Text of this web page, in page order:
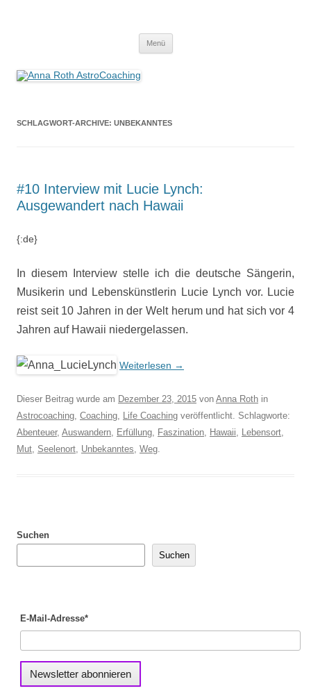
Menü
SCHLAGWORT-ARCHIVE: UNBEKANNTES
#10 Interview mit Lucie Lynch:
Ausgewandert nach Hawaii
{:de}
In diesem Interview stelle ich die deutsche Sängerin,
Musikerin und Lebenskünstlerin Lucie Lynch vor. Lucie
reist seit 10 Jahren in der Welt herum und hat sich vor 4
Jahren auf Hawaii niedergelassen.
Weiterlesen →
Dieser Beitrag wurde am Dezember 23, 2015 von Anna Roth in
Astrocoaching, Coaching, Life Coaching veröffentlicht. Schlagworte:
Abenteuer, Auswandern, Erfüllung, Faszination, Hawaii, Lebensort,
Mut, Seelenort, Unbekanntes, Weg.
Suchen
Suchen
E-Mail-Adresse*